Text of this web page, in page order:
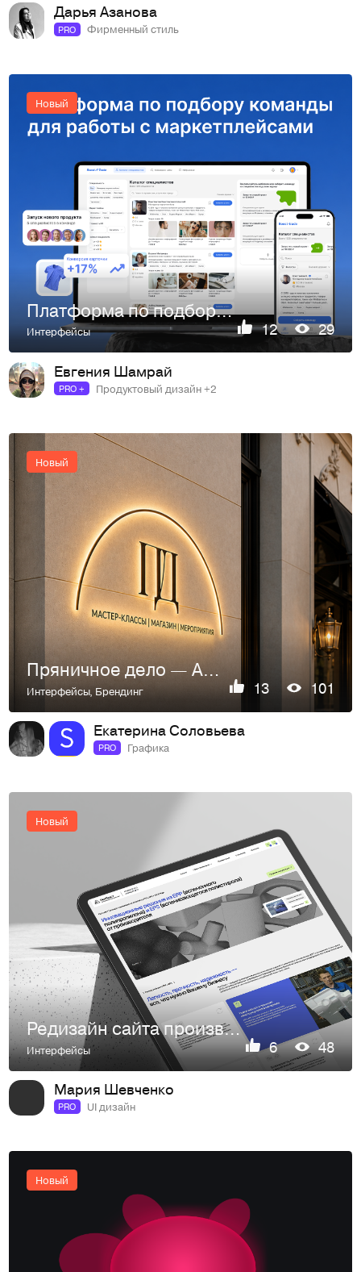
Дарья Азанова
PRO Фирменный стиль
Новый
Платформа по подбору специалистов для маркетплейсов
Интерфейсы 12 29
Евгения Шамрай
PRO + Продуктовый дизайн +2
Новый
Пряничное дело — Айдентика музея пряника
Интерфейсы, Брендинг 13 101
Екатерина Соловьева
PRO Графика
Новый
Редизайн сайта производственной компании «ПолПласт»
Интерфейсы 6 48
Мария Шевченко
PRO UI дизайн
Новый